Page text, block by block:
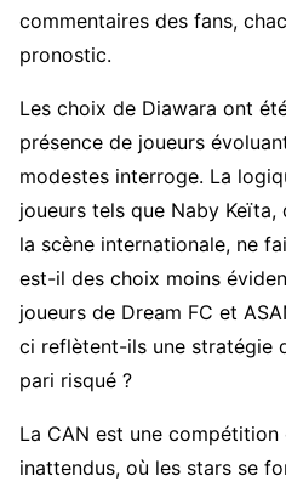
commentaires des fans,
pronostic.
Les choix de Diawara ont
présence de joueurs
modestes interroge. La
joueurs tels que Naby
la scène internationale, ne
est-il des choix moins
joueurs de Dream FC et
ci reflètent-ils une stratégie
pari risqué ?
La CAN est une
inattendus, où les stars se